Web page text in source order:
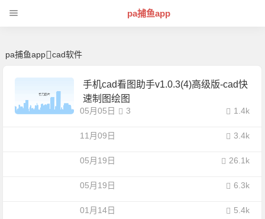
pa捕鱼app
pa捕鱼app cad软件
手机cad看图助手v1.0.3(4)高级版-cad快
速制图绘图
05月05日 1.4k
3
11月09日 3.4k
05月19日 26.1k
05月19日 6.3k
01月14日 5.4k